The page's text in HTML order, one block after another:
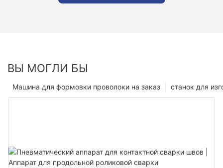
ВЫ МОГЛИ БЫ
станок для
Машина для формовки проволоки на заказ